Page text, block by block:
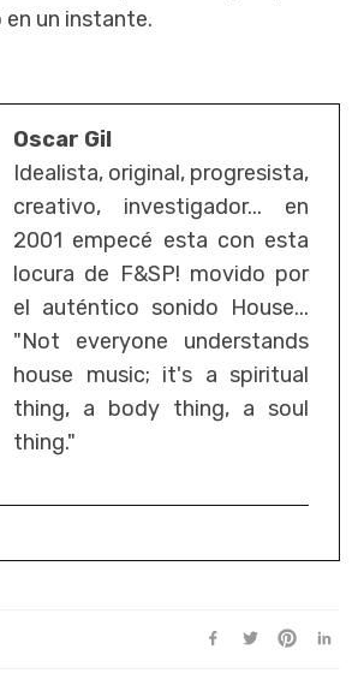
un instante.
Oscar Gil
Idealista, original, progresista,
creativo, investigador... en
2001 empecé esta con esta
locura de F&SP! movido por
el auténtico sonido House...
"Not everyone understands
house music; it's a spiritual
thing, a body thing, a soul
thing."